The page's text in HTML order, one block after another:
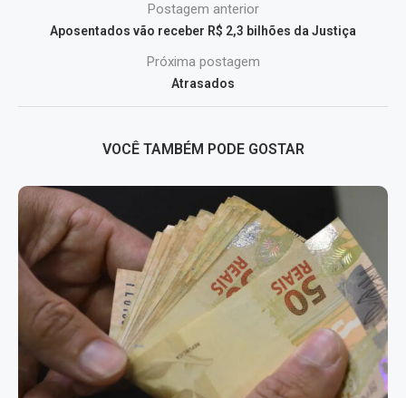
Postagem anterior
Aposentados vão receber R$ 2,3 bilhões da Justiça
Próxima postagem
Atrasados
VOCÊ TAMBÉM PODE GOSTAR